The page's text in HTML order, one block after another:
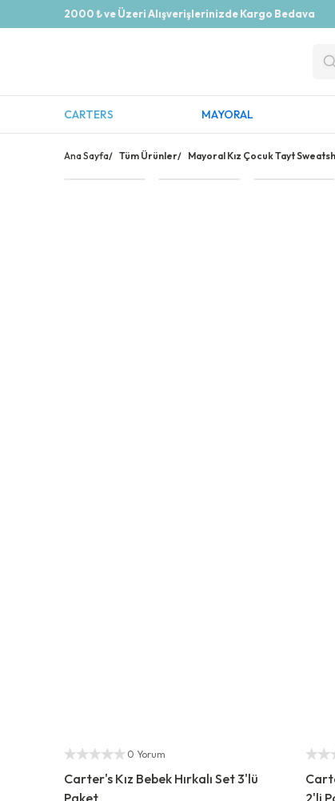
2000 ₺ ve Üzeri Alışverişlerinizde Kargo Bedava
CARTERS MAYORAL
Ana Sayfa/ Tüm Ürünler/ Mayoral Kız Çocuk Tayt
İlginizi
Yetkili Satıcı
0 Yorum
Carter's Kız Bebek Hırkalı Set 3'lü
Paket
2'li